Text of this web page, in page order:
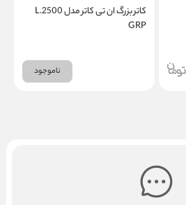
کاتر بزرگ ان تی کاتر مدل L.2500
GRP
ناموجود